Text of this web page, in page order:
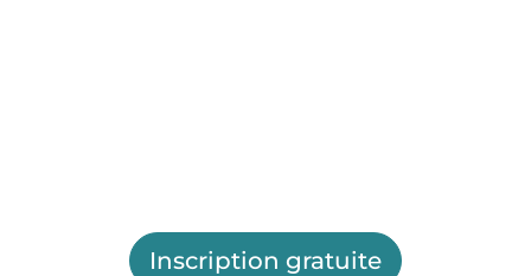
Inscription gratuite